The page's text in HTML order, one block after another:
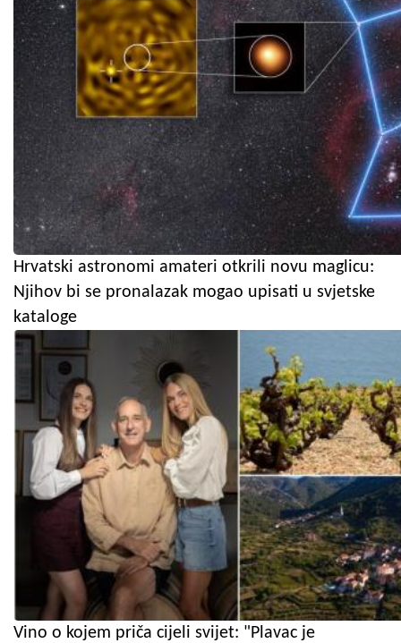
Hrvatski astronomi amateri otkrili novu maglicu:
Njihov bi se pronalazak mogao upisati u svjetske
kataloge
Vino o kojem priča cijeli svijet: "Plavac je